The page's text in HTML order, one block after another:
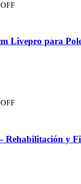
Livepro para
Rehabilitación y